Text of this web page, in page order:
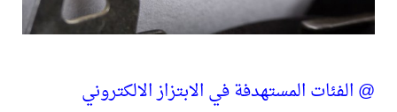
@ الفئات المستهدفة في الابتزاز الالكتروني